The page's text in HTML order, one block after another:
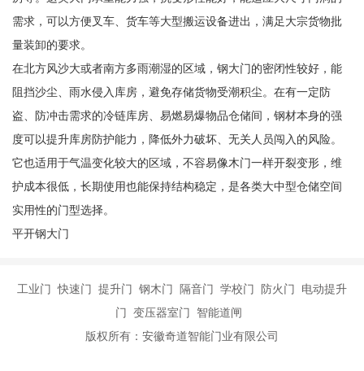
需求，可以方便叉车、货车等大型搬运设备进出，满足大宗货物批
量装卸的要求。
在北方风沙大或者南方多雨潮湿的区域，钢大门的密闭性较好，能
阻挡沙尘、雨水侵入库房，避免存储货物受潮积尘。在有一定防
盗、防冲击需求的冷链库房、易燃易爆物品仓储间，钢材本身的强
度可以提升库房防护能力，降低外力破坏、无关人员闯入的风险。
它也适用于气温变化较大的区域，不容易像木门一样开裂变形，维
护成本很低，长期使用也能保持结构稳定，是各类大中型仓储空间
实用性的门型选择。
平开钢大门
工业门 快速门 提升门 钢木门 隔音门 学校门 防火门 电动提升
门 变压器室门 智能道闸
版权所有：安徽奇道智能门业有限公司